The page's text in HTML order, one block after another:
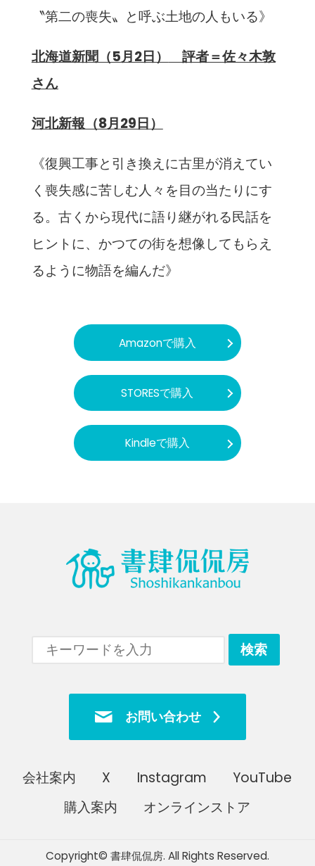
〝第二の喪失〟と呼ぶ土地の人もいる》
北海道新聞（5月2日） 評者＝佐々木敦
さん
河北新報（8月29日）
《復興工事と引き換えに古里が消えてい
く喪失感に苦しむ人々を目の当たりにす
る。古くから現代に語り継がれる民話を
ヒントに、かつての街を想像してもらえ
るように物語を編んだ》
Amazonで購入
STORESで購入
Kindleで購入
お問い合わせ
会社案内 X Instagram
YouTube
購入案内
オンラインストア
Copyright© 書肆侃侃房. All Rights Reserved.